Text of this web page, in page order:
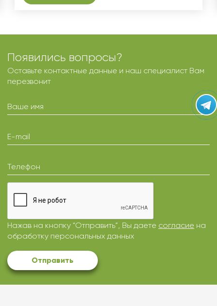
Появились вопросы?
Оставьте контактные данные и наш специалист Вам
перезвонит
Ваше имя
E-mail
Телефон
Нажав на кнопку “Отправить”, Вы даете согласие на
обработку персональных данных
Отправить